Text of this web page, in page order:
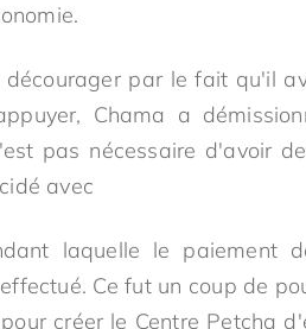
décourager par le fait qu'il
Chama a
pas nécessaire d'avoir
avec
laquelle le paiement
Ce fut un coup de
créer le Centre Petcha